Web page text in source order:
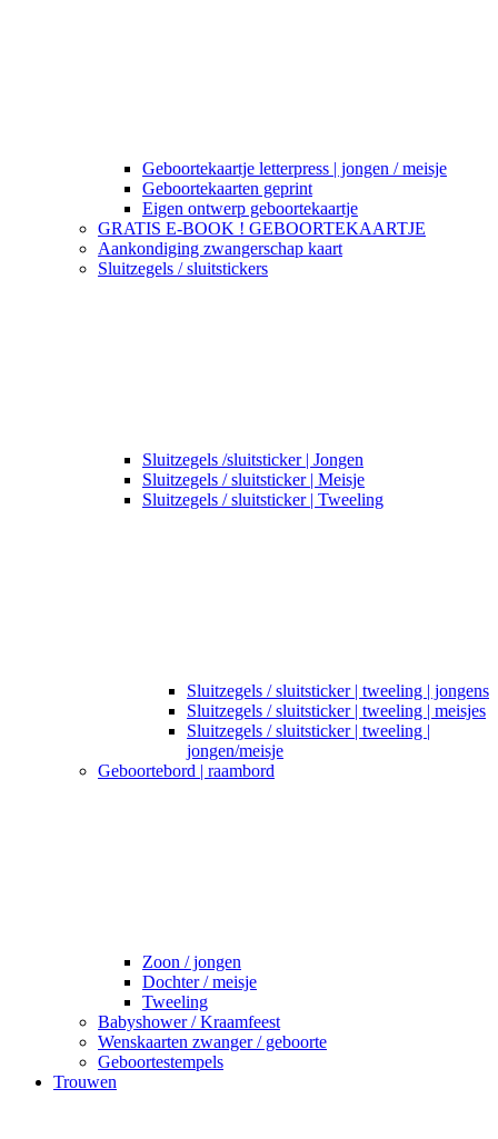
Geboortekaartje letterpress | jongen / meisje
Geboortekaarten geprint
Eigen ontwerp geboortekaartje
GRATIS E-BOOK ! GEBOORTEKAARTJE
Aankondiging zwangerschap kaart
Sluitzegels / sluitstickers
Sluitzegels /sluitsticker | Jongen
Sluitzegels / sluitsticker | Meisje
Sluitzegels / sluitsticker | Tweeling
Sluitzegels / sluitsticker | tweeling | jongens
Sluitzegels / sluitsticker | tweeling | meisjes
Sluitzegels / sluitsticker | tweeling |
jongen/meisje
Geboortebord | raambord
Zoon / jongen
Dochter / meisje
Tweeling
Babyshower / Kraamfeest
Wenskaarten zwanger / geboorte
Geboortestempels
Trouwen